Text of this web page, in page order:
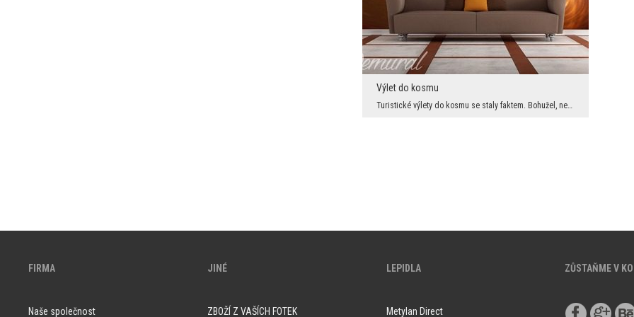
Výlet do kosmu
Turistické výlety do kosmu se staly faktem. Bohužel, není nás mnoho kdo by si mohl dovolit sednou...
FIRMA
Naše společnost
JINÉ
ZBOŽÍ Z VAŠÍCH FOTEK
LEPIDLA
Metylan Direct
ZŮSTAŇME V